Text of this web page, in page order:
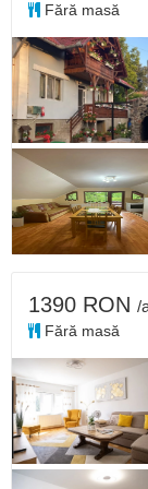
Fără masă
1390 RON /
Fără masă